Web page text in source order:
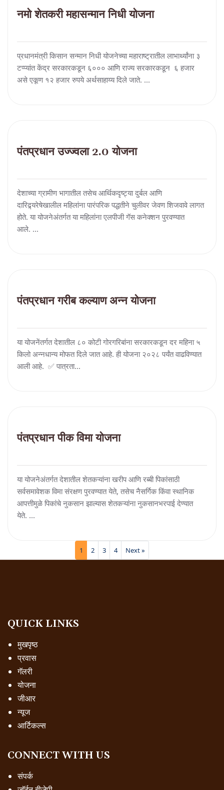
नमो शेतकरी महासन्मान निधी योजना
प्रधानमंत्री किसान सन्मान निधी योजनेच्या महाराष्ट्रातील लाभार्थ्यांना ३
टप्प्यांत केंद्र सरकारकडून ६००० आणि राज्य सरकारकडून ६ हजार
असे एकूण १२ हजार रुपये अर्थसाहाय्य दिले जाते. ...
पंतप्रधान उज्ज्वला 2.0 योजना
देशाच्या ग्रामीण भागातील तसेच आर्थिकदृष्ट्या दुर्बल आणि
दारिद्र्यरेषेखालील महिलांना पारंपरिक पद्धतीने चुलीवर जेवण शिजवावे लागत
होते. या योजनेअंतर्गत या महिलांना एलपीजी गॅस कनेक्शन पुरवण्यात
आले. ...
पंतप्रधान गरीब कल्याण अन्न योजना
या योजनेंतर्गत देशातील ८० कोटी गोरगरिबांना सरकारकडून दर महिना ५
किलो अन्नधान्य मोफत दिले जात आहे. ही योजना २०२८ पर्यंत वाढविण्यात
आली आहे. ✅ पात्रता...
पंतप्रधान पीक विमा योजना
या योजनेअंतर्गत देशातील शेतकऱ्यांना खरीप आणि रब्बी पिकांसाठी
सर्वसमावेशक विमा संरक्षण पुरवण्यात येते, तसेच नैसर्गिक किंवा स्थानिक
आपत्तीमुळे पिकांचे नुकसान झाल्यास शेतकऱ्यांना नुकसानभरपाई देण्यात
येते. ...
1 2 3 4 Next »
QUICK LINKS
मुखपृष्ठ
प्रवास
गॅलरी
योजना
जीआर
न्यूज
आर्टिकल्स
CONNECT WITH US
संपर्क